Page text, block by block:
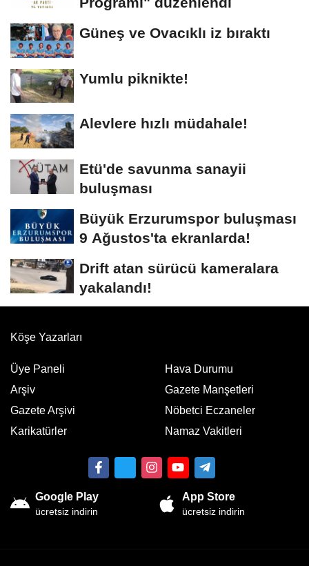
Güneş ve Ovacıklı iz bıraktı
Yumlu piknikte!
Alevlere hızlı müdahale!
Etü'de savunma sanayii
buluşması
Büyük Erzurumspor buluşması
9 Ağustos'ta ekranlarda!
Drift atan sürücü kameralara
yakalandı!
Köşe Yazarları
Üye Paneli
Arşiv
Gazete Arşivi
Karikatürler
Hava Durumu
Gazete Manşetleri
Nöbetci Eczaneler
Namaz Vakitleri
Google Play
ücretsiz indirin
App Store
ücretsiz indirin